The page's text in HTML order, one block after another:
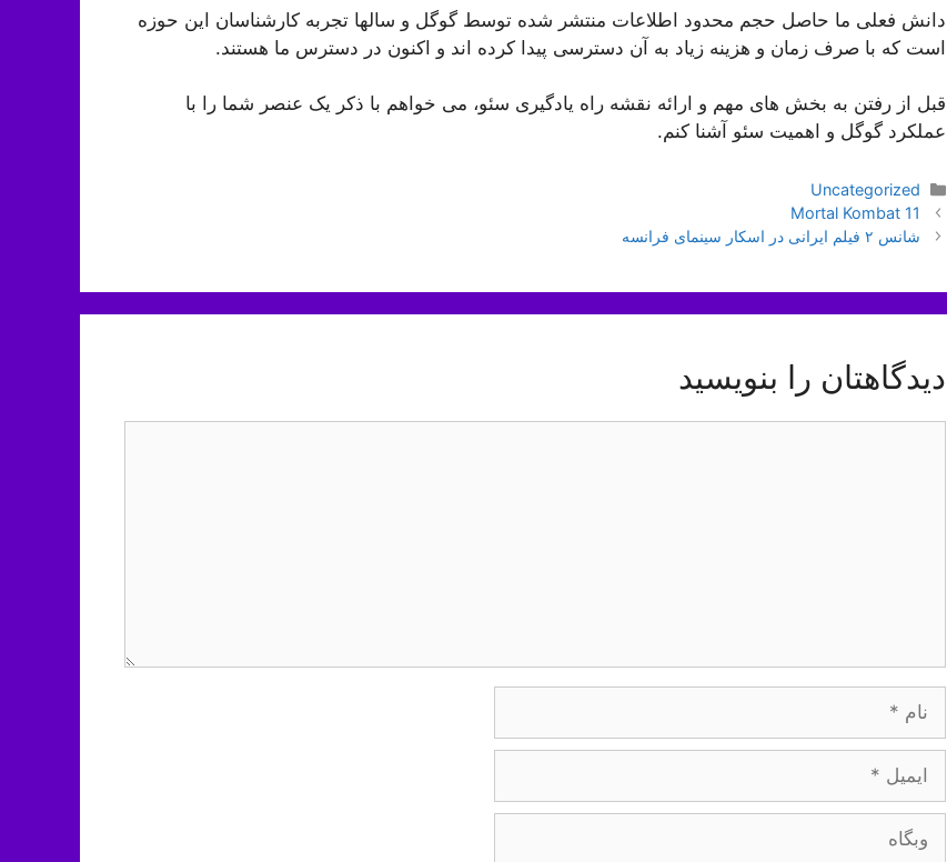
دانش فعلی ما حاصل حجم محدود اطلاعات منتشر شده توسط گوگل و سالها تجربه کارشناسان این حوزه
است که با صرف زمان و هزینه زیاد به آن دسترسی پیدا کرده اند و اکنون در دسترس ما هستند.
قبل از رفتن به بخش های مهم و ارائه نقشه راه یادگیری سئو، می خواهم با ذکر یک عنصر شما را با
عملکرد گوگل و اهمیت سئو آشنا کنم.
دسته‌ها
Uncategorized
ناوبری
نوشته‌ها
Mortal Kombat 11
شانس ۲ فیلم ایرانی در اسکار سینمای فرانسه
دیدگاهتان را بنویسید
ایمیل
وبگاه